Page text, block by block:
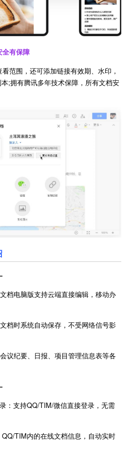
全有保障
范围，还可添加链接有效期、水印，
;拥有腾讯多年技术保障，所有文档安
电脑版支持云端直接编辑，移动办
时系统自动保存，不受网络信号影
纪要、日报、项目管理信息表等各
支持QQ/TIM/微信直接登录，无需
TIM内的在线文档信息，自动实时